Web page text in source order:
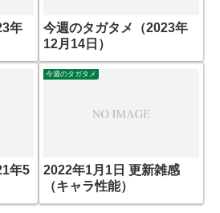
年
今週のタガタメ（2023年
12月14日）
年5
今週のタガタメ
2022年1月1日 更新雑感
（キャラ性能）